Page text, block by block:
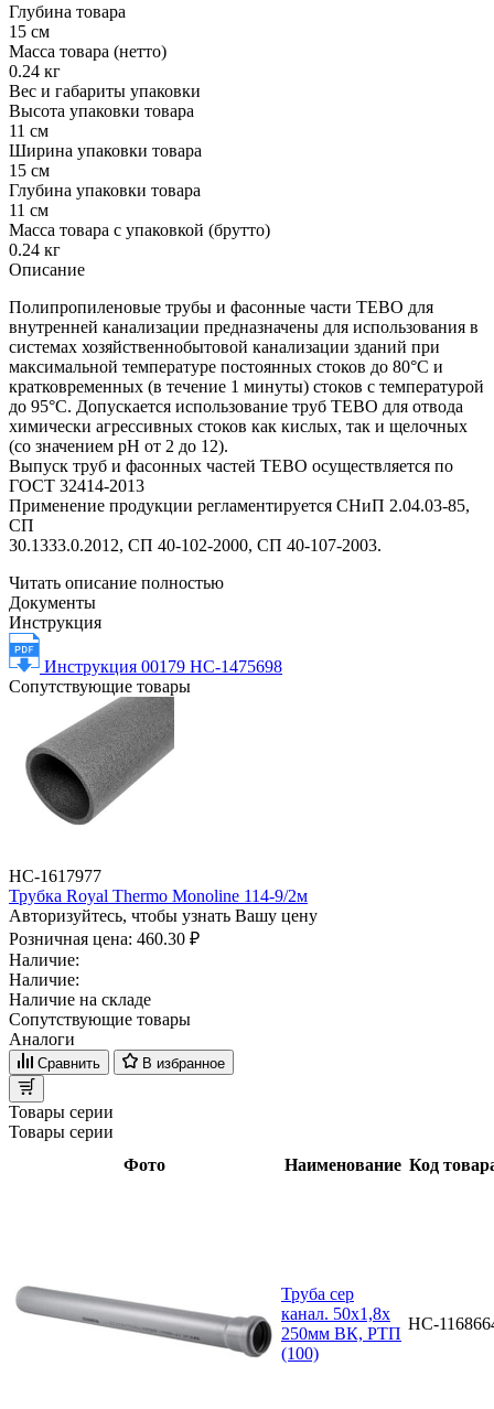
Глубина товара
15 см
Масса товара (нетто)
0.24 кг
Вес и габариты упаковки
Высота упаковки товара
11 см
Ширина упаковки товара
15 см
Глубина упаковки товара
11 см
Масса товара с упаковкой (брутто)
0.24 кг
Описание
Полипропиленовые трубы и фасонные части TEBO для
внутренней канализации предназначены для использования в
системах хозяйственнобытовой канализации зданий при
максимальной температуре постоянных стоков до 80°С и
кратковременных (в течение 1 минуты) стоков с температурой
до 95°С. Допускается использование труб TEBO для отвода
химически агрессивных стоков как кислых, так и щелочных
(со значением рН от 2 до 12).
Выпуск труб и фасонных частей TEBO осуществляется по
ГОСТ 32414-2013
Применение продукции регламентируется СНиП 2.04.03-85,
СП
30.1333.0.2012, СП 40-102-2000, СП 40-107-2003.
Читать описание полностью
Документы
Инструкция
Инструкция 00179 НС-1475698
Сопутствующие товары
НС-1617977
Трубка Royal Thermo Monoline 114-9/2м
Авторизуйтесь, чтобы узнать Вашу цену
Розничная цена: 460.30 ₽
Наличие:
Наличие:
Наличие на складе
Сопутствующие товары
Аналоги
Сравнить В избранное
Товары серии
Товары серии
Фото
Наименование Код
Труба сер
канал. 50х1,8х
250мм ВК, РТП
(100)
НС-